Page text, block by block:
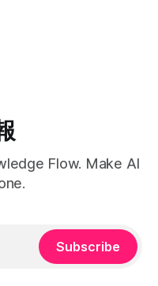
。在這場變革中，投資專
Flow. Make AI
Subscribe